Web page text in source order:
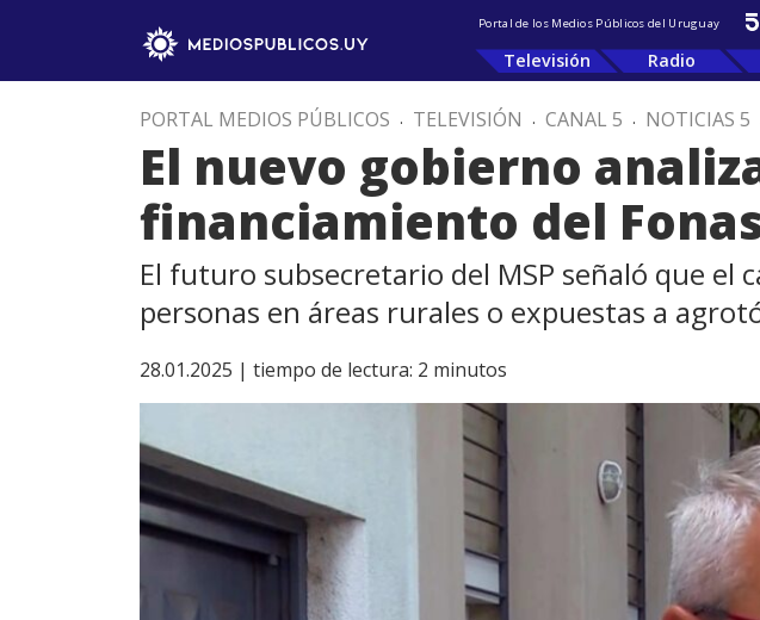
Portal de los Medios Públicos del Uruguay
Televisión Radio
PORTAL MEDIOS PÚBLICOS . TELEVISIÓN . CANAL 5 . NOTICIAS 5
El nuevo gobierno
financiamiento del
El futuro subsecretario del MSP señaló que el
personas en áreas rurales o expuestas a
28.01.2025 | tiempo de lectura: 2 minutos